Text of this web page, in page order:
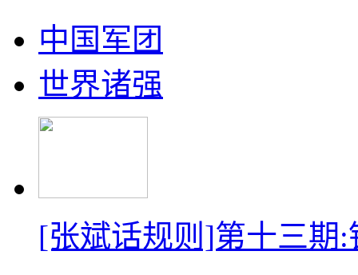
中国军团
世界诸强
[张斌话规则]第十三期